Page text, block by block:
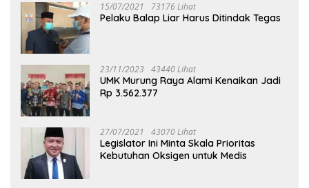
15/07/2021 73176 Lihat
Pelaku Balap Liar Harus Ditindak Tegas
23/11/2023 43440 Lihat
UMK Murung Raya Alami Kenaikan Jadi
Rp 3.562.377
27/07/2021 43070 Lihat
Legislator Ini Minta Skala Prioritas
Kebutuhan Oksigen untuk Medis